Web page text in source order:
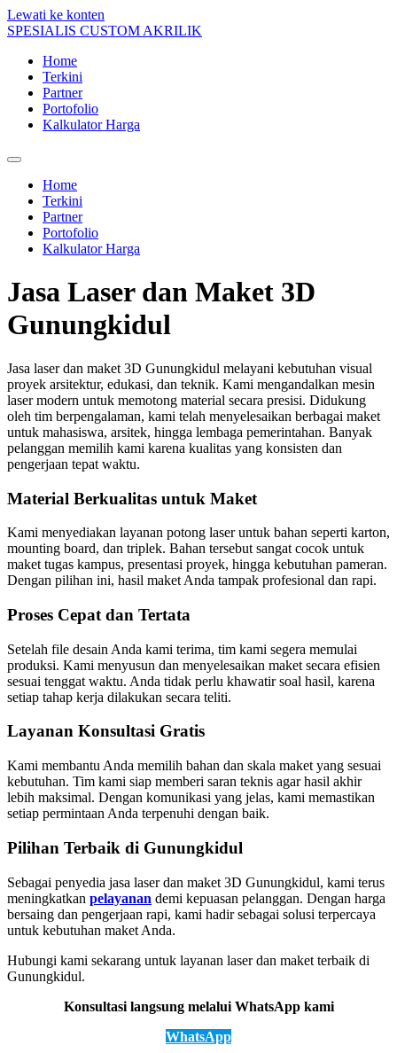
Lewati ke konten
SPESIALIS CUSTOM AKRILIK
Home
Terkini
Partner
Portofolio
Kalkulator Harga
Home
Terkini
Partner
Portofolio
Kalkulator Harga
Jasa Laser dan Maket 3D
Gunungkidul
Jasa laser dan maket 3D Gunungkidul melayani kebutuhan visual
proyek arsitektur, edukasi, dan teknik. Kami mengandalkan mesin
laser modern untuk memotong material secara presisi. Didukung
oleh tim berpengalaman, kami telah menyelesaikan berbagai maket
untuk mahasiswa, arsitek, hingga lembaga pemerintahan. Banyak
pelanggan memilih kami karena kualitas yang konsisten dan
pengerjaan tepat waktu.
Material Berkualitas untuk Maket
Kami menyediakan layanan potong laser untuk bahan seperti karton,
mounting board, dan triplek. Bahan tersebut sangat cocok untuk
maket tugas kampus, presentasi proyek, hingga kebutuhan pameran.
Dengan pilihan ini, hasil maket Anda tampak profesional dan rapi.
Proses Cepat dan Tertata
Setelah file desain Anda kami terima, tim kami segera memulai
produksi. Kami menyusun dan menyelesaikan maket secara efisien
sesuai tenggat waktu. Anda tidak perlu khawatir soal hasil, karena
setiap tahap kerja dilakukan secara teliti.
Layanan Konsultasi Gratis
Kami membantu Anda memilih bahan dan skala maket yang sesuai
kebutuhan. Tim kami siap memberi saran teknis agar hasil akhir
lebih maksimal. Dengan komunikasi yang jelas, kami memastikan
setiap permintaan Anda terpenuhi dengan baik.
Pilihan Terbaik di Gunungkidul
Sebagai penyedia jasa laser dan maket 3D Gunungkidul, kami terus
meningkatkan pelayanan demi kepuasan pelanggan. Dengan harga
bersaing dan pengerjaan rapi, kami hadir sebagai solusi terpercaya
untuk kebutuhan maket Anda.
Hubungi kami sekarang untuk layanan laser dan maket terbaik di
Gunungkidul.
Konsultasi langsung melalui WhatsApp kami
WhatsApp